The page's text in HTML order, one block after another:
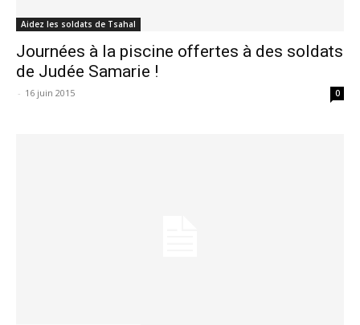
Aidez les soldats de Tsahal
Journées à la piscine offertes à des soldats
de Judée Samarie !
- 16 juin 2015 0